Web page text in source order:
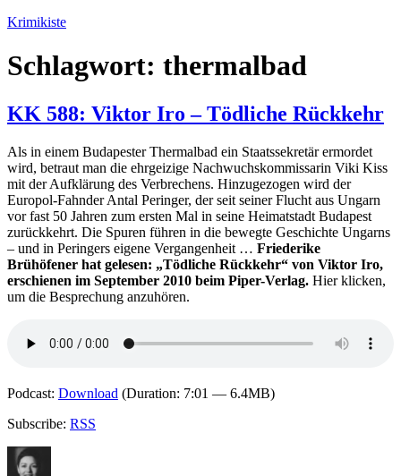
Zum
springen
Krimikiste
Schlagwort: thermalbad
KK 588: Viktor Iro – Tödliche Rückkehr
Als in einem Budapester Thermalbad ein Staatssekretär ermordet
wird, betraut man die ehrgeizige Nachwuchskommissarin Viki Kiss
mit der Aufklärung des Verbrechens. Hinzugezogen wird der
Europol-Fahnder Antal Peringer, der seit seiner Flucht aus Ungarn
vor fast 50 Jahren zum ersten Mal in seine Heimatstadt Budapest
zurückkehrt. Die Spuren führen in die bewegte Geschichte Ungarns
– und in Peringers eigene Vergangenheit … Friederike
Brühöfener hat gelesen: „Tödliche Rückkehr“ von Viktor Iro,
erschienen im September 2010 beim Piper-Verlag. Hier klicken,
um die Besprechung anzuhören.
Podcast: Download (Duration: 7:01 — 6.4MB)
Subscribe: RSS